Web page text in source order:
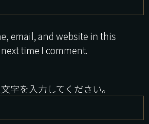
email, and website in this
time I comment.
字を入力してください。